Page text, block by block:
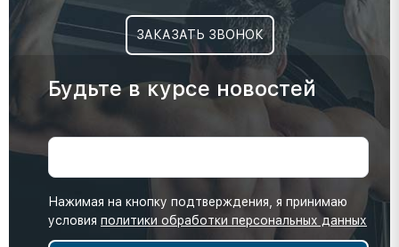
ЗАКАЗАТЬ ЗВОНОК
Будьте в курсе новостей
Нажимая на кнопку подтверждения, я принимаю
условия политики обработки персональных данных